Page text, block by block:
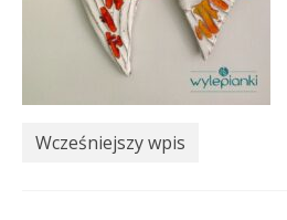
Wcześniejszy wpis